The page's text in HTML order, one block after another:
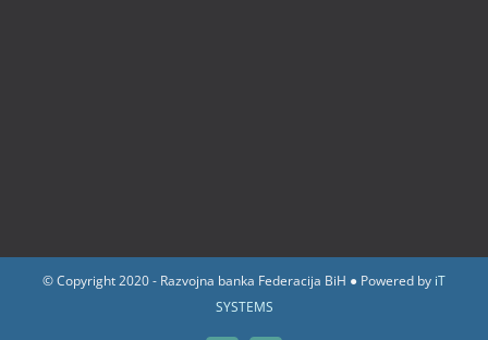
© Copyright 2020 - Razvojna banka Federacija BiH ● Powered by iT
SYSTEMS